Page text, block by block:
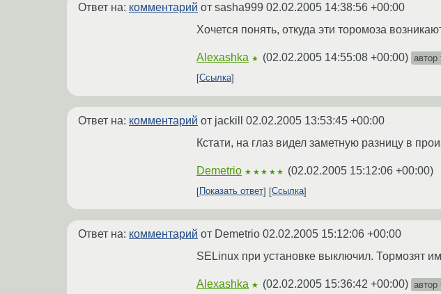
Ответ на: комментарий от sasha999 02.02.2005 14:38:56 +00:00
Хочется понять, откуда эти торомоза
Alexashka ★ (02.02.2005 14:55:08 +00:00) автор
Ссылка
Ответ на: комментарий от jackill 02.02.2005 13:53:45 +00:00
Кстати, на глаз видел заметную разницу в
Demetrio ★★★★★ (02.02.2005 15:12:06 +00:00)
Показать ответ Ссылка
Ответ на: комментарий от Demetrio 02.02.2005 15:12:06 +00:00
SELinux при установке выключил. Тормозят
Alexashka ★ (02.02.2005 15:36:42 +00:00) автор